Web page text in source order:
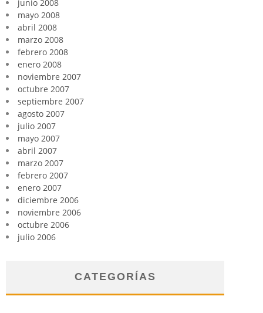
junio 2008
mayo 2008
abril 2008
marzo 2008
febrero 2008
enero 2008
noviembre 2007
octubre 2007
septiembre 2007
agosto 2007
julio 2007
mayo 2007
abril 2007
marzo 2007
febrero 2007
enero 2007
diciembre 2006
noviembre 2006
octubre 2006
julio 2006
CATEGORÍAS